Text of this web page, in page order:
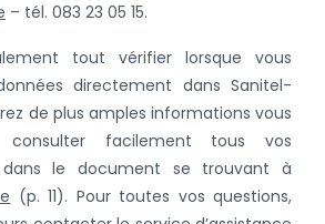
– tél. 083 23 05 15.
tout vérifier lorsque vous
directement dans Sanitel-
de plus amples informations vous
facilement tous vos
dans le document se trouvant à
(p. 11). Pour toutes vos questions,